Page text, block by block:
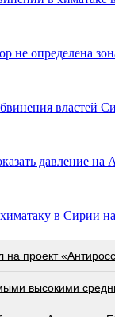
не определена
властей
давление на
в Сирии
на проект
высокими